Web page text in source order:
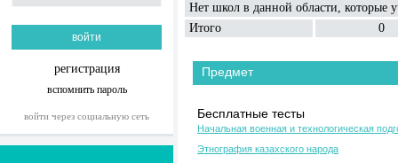
регистрация
вспомнить пароль
войти через социальную сеть
Нет школ в данной области, которые
Итого
0
Предмет
Бесплатные тесты
Начальная военная и технологическая
Этнография казахского народа